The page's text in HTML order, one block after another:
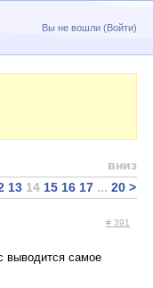
Вы не вошли (Войти)
вниз
13 14 15 16 17 ... 20 >
# 391
выводится самое